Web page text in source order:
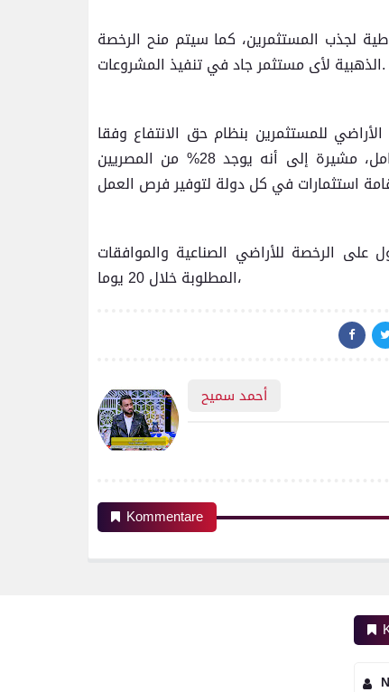
لجذب المستثمرين، كما سيتم منح الرخصة
الذهبية لأى مستثمر جاد في تنفيذ المشروعات.
للمستثمرين بنظام حق الانتفاع وفقا
لطبيعة المشروع وستكون بثمن التكلفة وليس بسعر الأرض بالكامل، مشيرة إلى أنه يوجد 28% من المصريين
على الرخصة للأراضي الصناعية والموافقات
المطلوبة خلال 20 يوما،
أحمد سميح
Kommentare